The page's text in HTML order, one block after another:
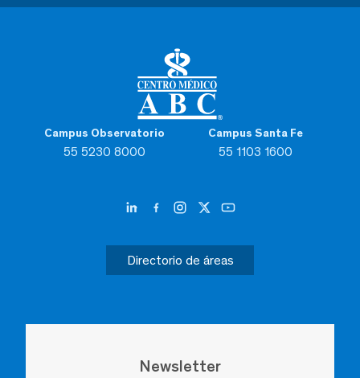
Campus Observatorio
55 5230 8000
Campus Santa Fe
55 1103 1600
Directorio de áreas
Newsletter